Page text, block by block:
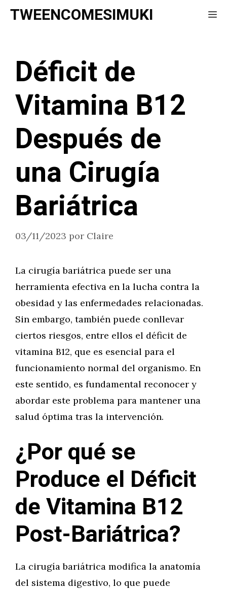
Saltar
TWEENCOMESIMUKI
Déficit de
Vitamina B12
Después de
una Cirugía
Bariátrica
03/11/2023 por Claire
La cirugía bariátrica puede ser una
herramienta efectiva en la lucha contra la
obesidad y las enfermedades relacionadas.
Sin embargo, también puede conllevar
ciertos riesgos, entre ellos el déficit de
vitamina B12, que es esencial para el
funcionamiento normal del organismo. En
este sentido, es fundamental reconocer y
abordar este problema para mantener una
salud óptima tras la intervención.
¿Por qué se
Produce el Déficit
de Vitamina B12
Post-Bariátrica?
La cirugía bariátrica modifica la anatomía
del sistema digestivo, lo que puede